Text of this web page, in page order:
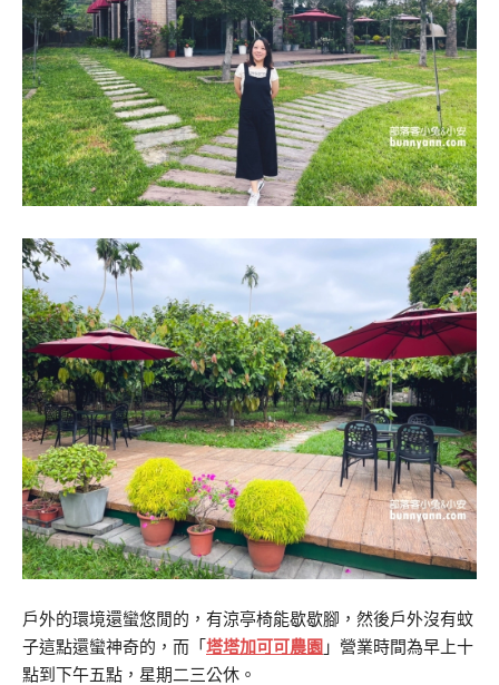
戶外的環境還蠻悠閒的，有涼亭椅能歇歇腳，然後戶外沒有蚊
子這點還蠻神奇的，而「 塔塔加可可農園 」營業時間為早上十
點到下午五點，星期二三公休。